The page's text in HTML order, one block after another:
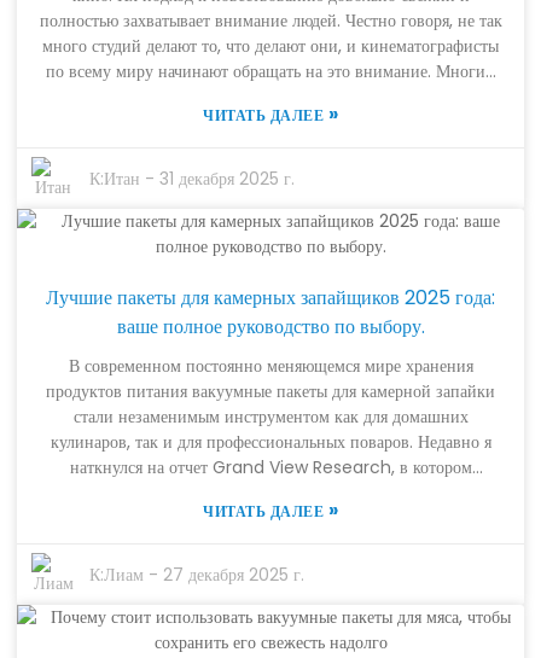
для камерных запайщиков от проверенных поставщиков могут
значительно улучшить работу вашего предприятия. Честно
говоря, это также хороший повод задуматься о том, как
работает ваш нынешний поставщик — возможно, пришло
время сменить его, если ситуация не идеальна.
полностью захватывает внимание людей. Честно говоря, не так
много студий делают то, что делают они, и кинематографисты
по всему миру начинают обращать на это внимание. Многим
смешивают жанры таким образом, что это кажется
интересных возможностей для повествования. Они как будто
нарушают старые правила, и зрителям это нравится — их
привлекают эти новые ракурсы и перспективы. Тем не менее,
не все уверены, что эта волна инноваций — это хорошо.
кинематографисты отходят от классики, или не жертвуют ли
они эмоциональной глубиной, сосредотачиваясь на
размышления по мере развития кинематографа. В целом, взлет
Coex Films — это захватывающе, но он также вызывает
некоторую обеспокоенность по поводу того, куда все это
движется.
ЧИТАТЬ ДАЛЕЕ »
К:Итан -31 декабря 2025 г.
Лучшие пакеты для камерных запайщиков 2025 года:
ваше полное руководство по выбору.
В современном постоянно меняющемся мире хранения
продуктов питания вакуумные пакеты для камерной запайки
стали незаменимым инструментом как для домашних
кулинаров, так и для профессиональных поваров. Недавно я
наткнулся на отчет Grand View Research, в котором
эти пакеты, к 2025 году достигнет ошеломляющих 40
стали более внимательно относиться к проблеме пищевых
отходов и хотят дольше сохранять свежесть продуктов. Это
лишь подтверждает, насколько важно правильно выбрать
упаковку, чтобы скоропортящиеся продукты оставались в
ЧИТАТЬ ДАЛЕЕ »
К:Лиам - 27 декабря 2025 г.